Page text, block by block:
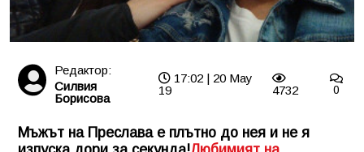
Редактор:
Силвия
Борисова
17:02 | 20 May
19
4732 0
Мъжът на Преслава е плътно до нея и не я